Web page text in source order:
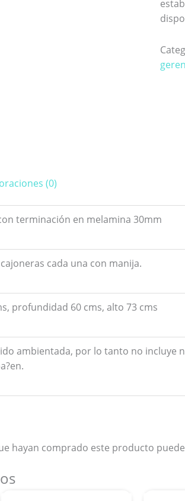
(0)
terminación en melamina 30mm
cada una con manija.
profundidad 60 cms, alto 73 cms
ambientada, por lo tanto no incluye
hayan comprado este producto